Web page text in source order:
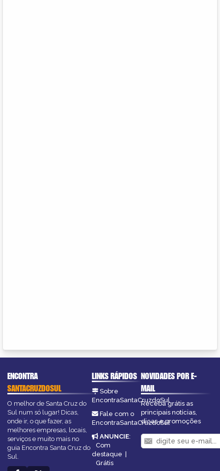
ENCONTRA
SANTACRUZDOSUL
O melhor de Santa Cruz do
Sul num só lugar! Dicas,
onde ir, o que fazer, as
melhores empresas, locais,
serviços e muito mais no
guia Encontra Santa Cruz do
Sul.
LINKS RÁPIDOS
Sobre
EncontraSantaCruzdoSul
Fale com o
EncontraSantaCruzdoSul
ANUNCIE:
Com
destaque |
Grátis
NOVIDADES POR E-
MAIL
Receba grátis as
principais notícias,
dicas e promoções